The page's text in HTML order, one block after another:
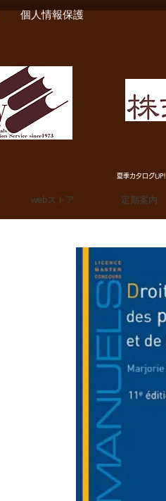
個人情報保護
夏季カタログUP!
webストア 定期案内